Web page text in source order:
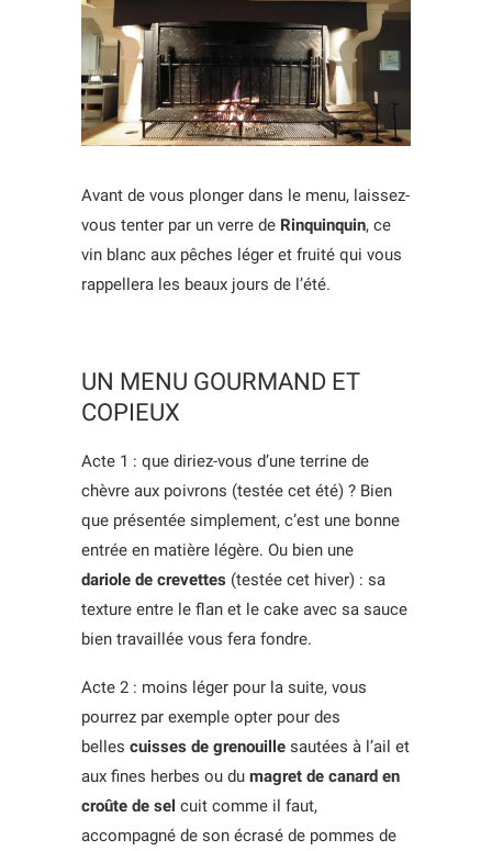
Avant de vous plonger dans le menu, laissez-
vous tenter par un verre de Rinquinquin, ce
vin blanc aux pêches léger et fruité qui vous
rappellera les beaux jours de l’été.
UN MENU GOURMAND ET
COPIEUX
Acte 1 : que diriez-vous d’une terrine de
chèvre aux poivrons (testée cet été) ? Bien
que présentée simplement, c’est une bonne
entrée en matière légère. Ou bien une
dariole de crevettes (testée cet hiver) : sa
texture entre le flan et le cake avec sa sauce
bien travaillée vous fera fondre.
Acte 2 : moins léger pour la suite, vous
pourrez par exemple opter pour des
belles cuisses de grenouille sautées à l’ail et
aux fines herbes ou du magret de canard en
croûte de sel cuit comme il faut,
accompagné de son écrasé de pommes de